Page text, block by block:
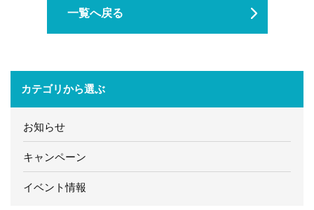
一覧へ戻る
カテゴリから選ぶ
お知らせ
キャンペーン
イベント情報